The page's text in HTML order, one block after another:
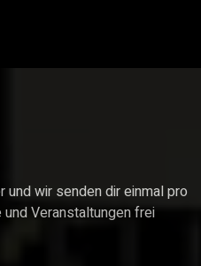
wir senden dir einmal pro
Veranstaltungen frei